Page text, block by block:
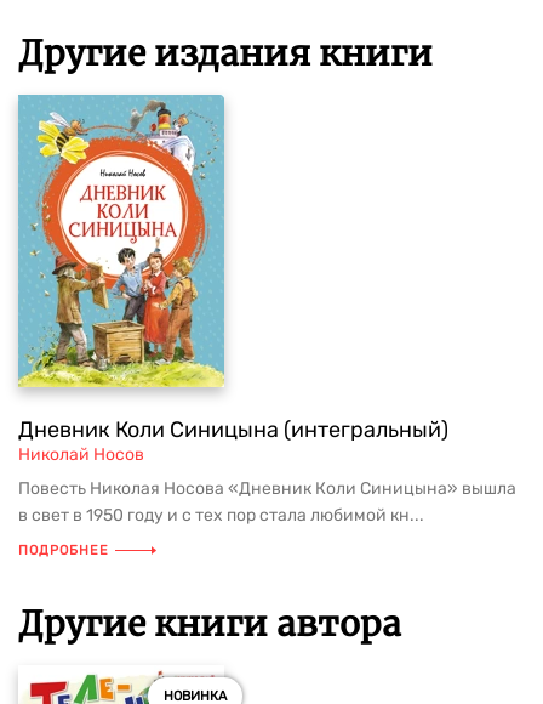
Другие издания книги
Дневник Коли Синицына (интегральный)
Николай Носов
Повесть Николая Носова «Дневник Коли Синицына» вышла
в свет в 1950 году и с тех пор стала любимой кн...
ПОДРОБНЕЕ
Другие книги автора
НОВИНКА